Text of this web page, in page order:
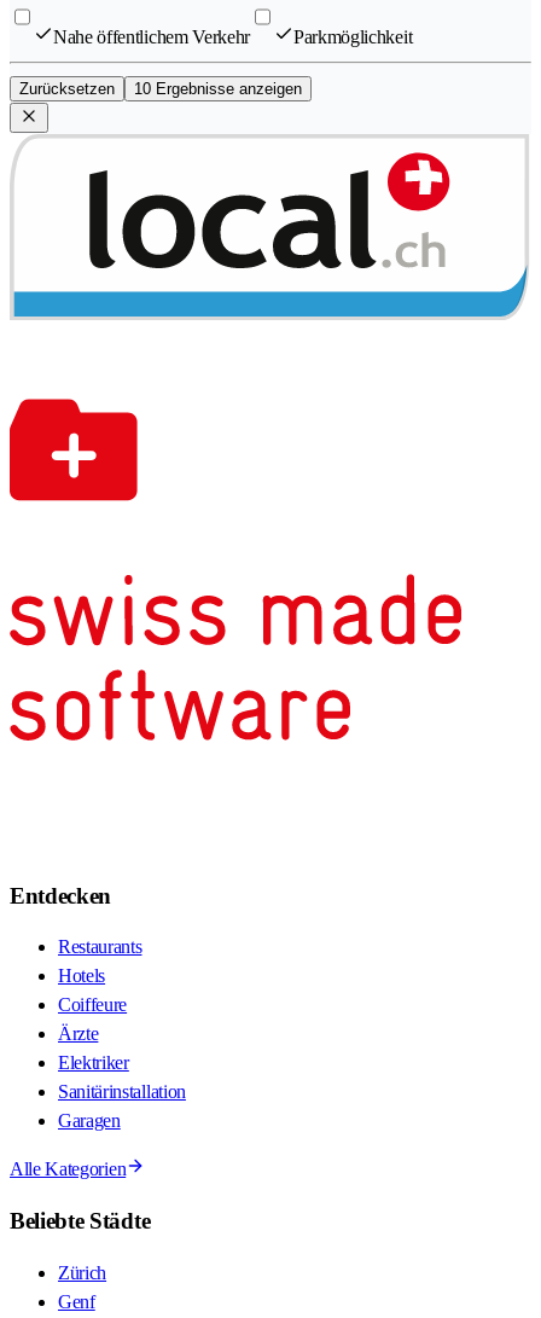
Nahe öffentlichem Verkehr Parkmöglichkeit
Zurücksetzen 10 Ergebnisse anzeigen
Entdecken
Restaurants
Hotels
Coiffeure
Ärzte
Elektriker
Sanitärinstallation
Garagen
Alle Kategorien
Beliebte Städte
Zürich
Genf